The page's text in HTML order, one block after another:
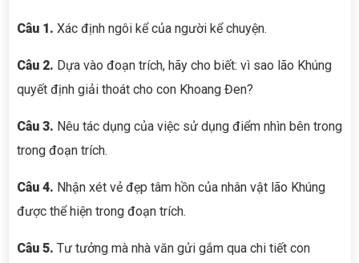
Câu 1. Xác định ngôi kể của người kể chuyện.
Câu 2. Dựa vào đoạn trích, hãy cho biết: vì sao lão Khúng
quyết định giải thoát cho con Khoang Đen?
Câu 3. Nêu tác dụng của việc sử dụng điểm nhìn bên trong
trong đoạn trích.
Câu 4. Nhận xét vẻ đẹp tâm hồn của nhân vật lão Khúng
được thể hiện trong đoạn trích.
Câu 5. Tư tưởng mà nhà văn gửi gắm qua chi tiết con